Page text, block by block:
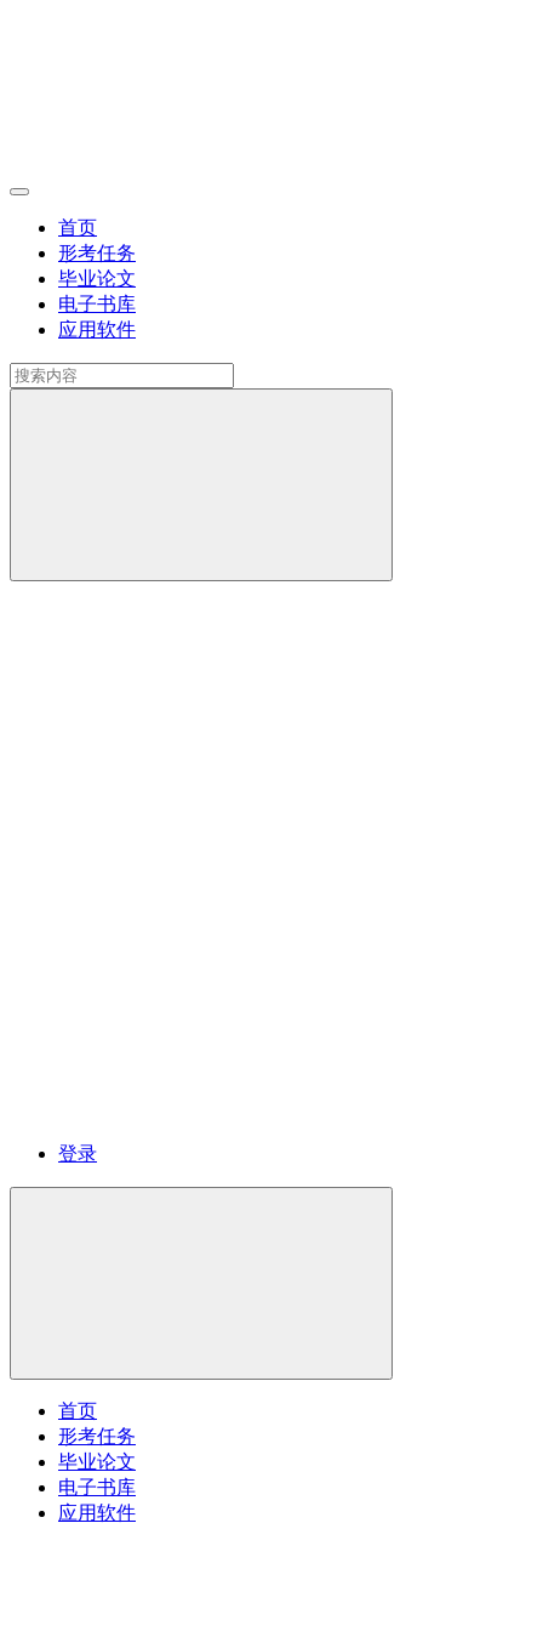
首页
形考任务
毕业论文
电子书库
应用软件
登录
首页
形考任务
毕业论文
电子书库
应用软件